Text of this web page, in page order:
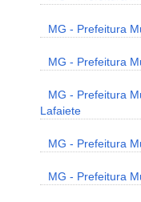
MG - Prefeitura
MG - Prefeitura
MG - Prefeitura
Lafaiete
MG - Prefeitura
MG - Prefeitura